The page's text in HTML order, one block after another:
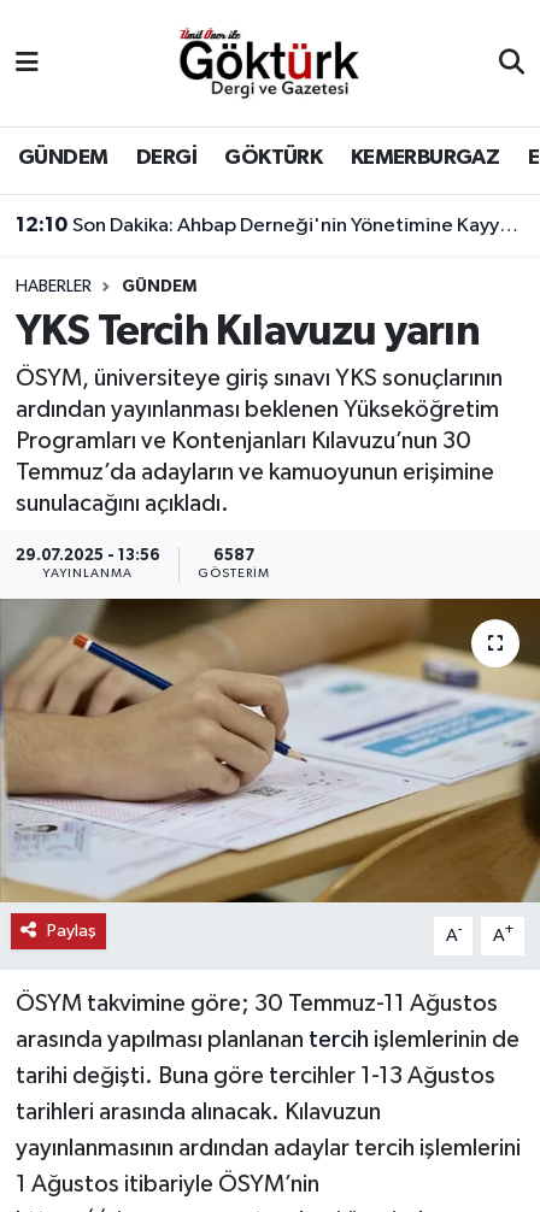
GÜNDEM DERGİ GÖKTÜRK KEMERBURGAZ
12:10 Son Dakika: Ahbap Derneği'nin Yönetimine Kayyum Atandı
HABERLER GÜNDEM
YKS Tercih Kılavuzu yarın
ÖSYM, üniversiteye giriş sınavı YKS sonuçlarının
ardından yayınlanması beklenen Yükseköğretim
Programları ve Kontenjanları Kılavuzu’nun 30
Temmuz’da adayların ve kamuoyunun erişimine
sunulacağını açıkladı.
29.07.2025 - 13:56
YAYINLANMA
6587
GÖSTERIM
Paylaş A- A+
ÖSYM takvimine göre; 30 Temmuz-11 Ağustos
arasında yapılması planlanan tercih işlemlerinin de
tarihi değişti. Buna göre tercihler 1-13 Ağustos
tarihleri arasında alınacak. Kılavuzun
yayınlanmasının ardından adaylar tercih işlemlerini
1 Ağustos itibariyle ÖSYM’nin
BİLİM
DERGİ
DÜNYA
EĞİTİM
EKONOMİ
GÖKTÜRK
GÜNDEM
KEMERBURGAZ
KÜLTÜR - SANAT
MAGAZİN
SAĞLIK
SPOR
TEKNOLOJİ
TİCARET
YAŞAM
Eyüpsultan Hava Durumu
Eyüpsultan Trafik Yoğunluk Haritası
Süper Lig Puan Durumu ve Fikstür
Tüm Manşetler
Son Dakika Haberleri
Haber Arşivi